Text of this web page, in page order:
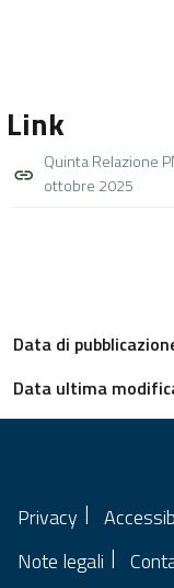
Link
Quinta Relazione
ottobre 2025
Data di
Data ultima
Privacy
Note legali